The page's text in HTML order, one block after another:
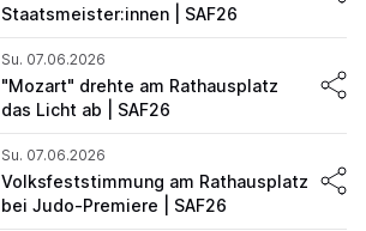
Staatsmeister:innen | SAF26
Su. 07.06.2026
"Mozart" drehte am Rathausplatz
das Licht ab | SAF26
Su. 07.06.2026
Volksfeststimmung am Rathausplatz
bei Judo-Premiere | SAF26